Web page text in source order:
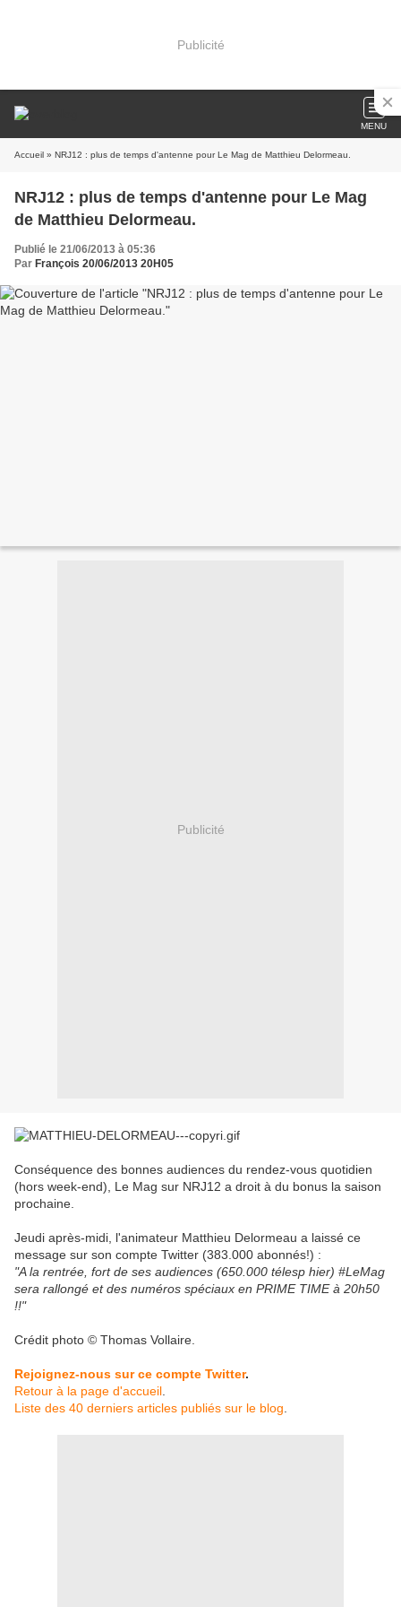
Publicité
MENU
Accueil » NRJ12 : plus de temps d'antenne pour Le Mag de Matthieu Delormeau.
NRJ12 : plus de temps d'antenne pour Le Mag
de Matthieu Delormeau.
Publié le 21/06/2013 à 05:36
Par François 20/06/2013 20H05
Publicité
Conséquence des bonnes audiences du rendez-vous quotidien
(hors week-end), Le Mag sur NRJ12 a droit à du bonus la saison
prochaine.
Jeudi après-midi, l'animateur Matthieu Delormeau a laissé ce
message sur son compte Twitter (383.000 abonnés!) :
"A la rentrée, fort de ses audiences (650.000 télesp hier) #LeMag
sera rallongé et des numéros spéciaux en PRIME TIME à 20h50
!!"
Crédit photo © Thomas Vollaire.
Rejoignez-nous sur ce compte Twitter.
Retour à la page d'accueil
Liste des 40 derniers articles publiés sur le blog